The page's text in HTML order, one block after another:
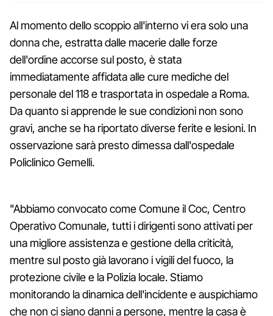
Al momento dello scoppio all'interno vi era solo una
donna che, estratta dalle macerie dalle forze
dell'ordine accorse sul posto, è stata
immediatamente affidata alle cure mediche del
personale del 118 e trasportata in ospedale a Roma.
Da quanto si apprende le sue condizioni non sono
gravi, anche se ha riportato diverse ferite e lesioni. In
osservazione sarà presto dimessa dall'ospedale
Policlinico Gemelli.
"Abbiamo convocato come Comune il Coc, Centro
Operativo Comunale, tutti i dirigenti sono attivati per
una migliore assistenza e gestione della criticità,
mentre sul posto già lavorano i vigili del fuoco, la
protezione civile e la Polizia locale. Stiamo
monitorando la dinamica dell'incidente e auspichiamo
che non ci siano danni a persone, mentre la casa è